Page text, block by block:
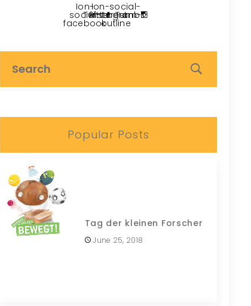
Ion-
social-
facebook
Twitter
Pinterest
Ion-social-
instagram-
outline
Tumblr
Popular Posts
Tag der kleinen Forscher
June 25, 2018